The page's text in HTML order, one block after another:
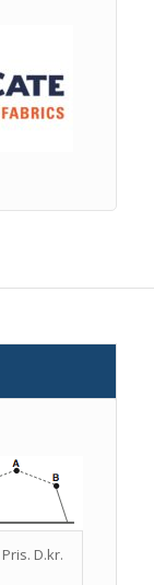
Pris. D.kr.